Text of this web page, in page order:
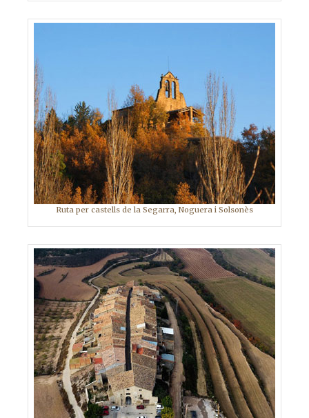
Ruta per castells de la Segarra, Noguera i Solsonès